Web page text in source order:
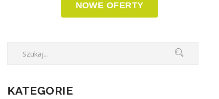
NOWE OFERTY
KATEGORIE